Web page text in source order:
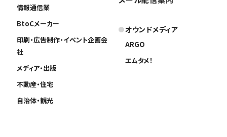
情報通信業
BtoCメーカー
印刷・広告制作・イベント企画会
社
メディア・出版
不動産・住宅
自治体・観光
オウンドメディア
ARGO
エムタメ！